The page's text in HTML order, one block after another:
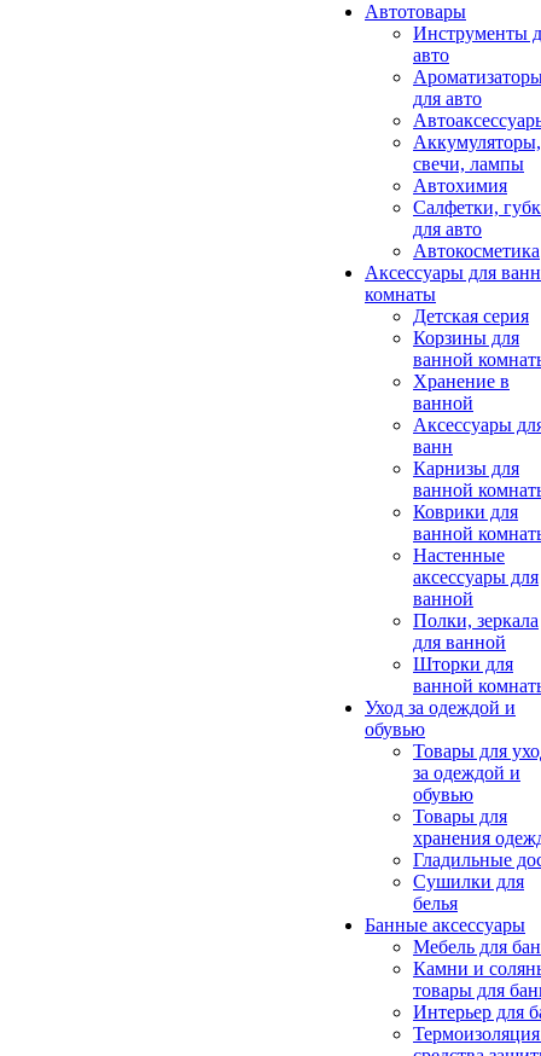
Автотовары
Инструменты
авто
для авто
Аккумуляторы,
свечи, лампы
Автохимия
Салфетки,
для авто
Автокосметика
Аксессуары для
комнаты
Детская серия
Корзины для
ванной
Хранение в
ванной
Аксессуары
ванн
Карнизы для
ванной
Коврики для
ванной
Настенные
аксессуары для
ванной
Полки, зеркала
для ванной
Шторки для
ванной
Уход за одеждой и
обувью
Товары для
за одеждой и
обувью
Товары для
хранения
Гладильные
Сушилки для
белья
Банные аксессуары
Мебель для
Камни и
товары для
Интерьер для